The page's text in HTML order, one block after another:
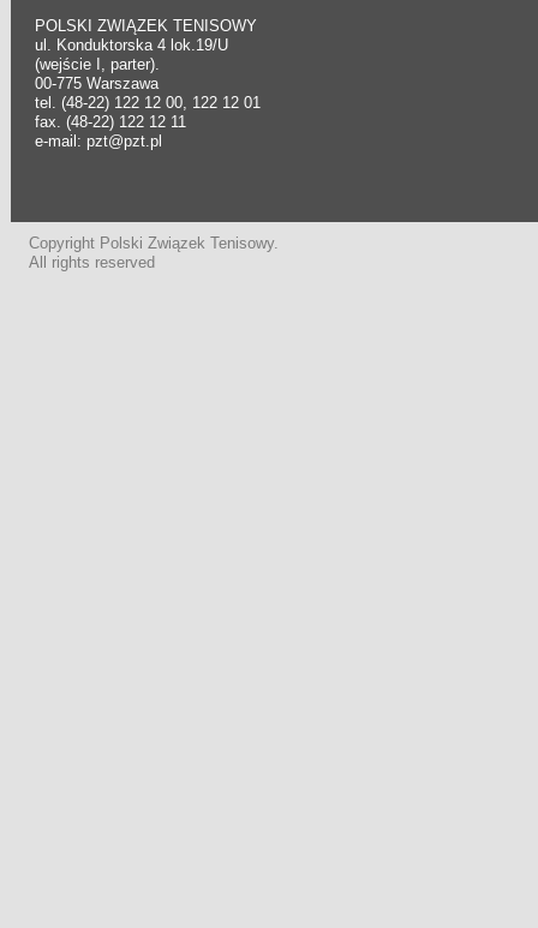
POLSKI ZWIĄZEK TENISOWY
ul. Konduktorska 4 lok.19/U
(wejście I, parter).
00-775 Warszawa
tel. (48-22) 122 12 00, 122 12 01
fax. (48-22) 122 12 11
e-mail: pzt@pzt.pl
Copyright Polski Związek Tenisowy.
All rights reserved